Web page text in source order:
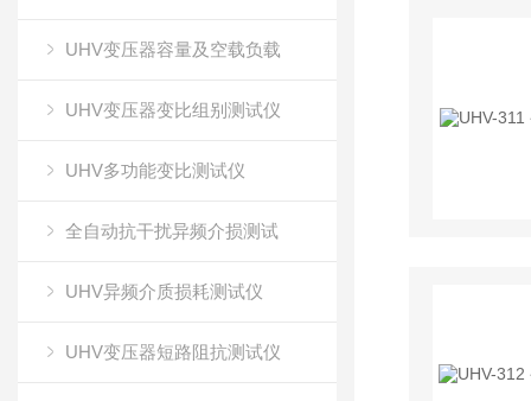
UHV变压器容量及空载负载
UHV变压器变比组别测试仪
UHV多功能变比测试仪
全自动抗干扰异频介损测试
UHV异频介质损耗测试仪
UHV变压器短路阻抗测试仪